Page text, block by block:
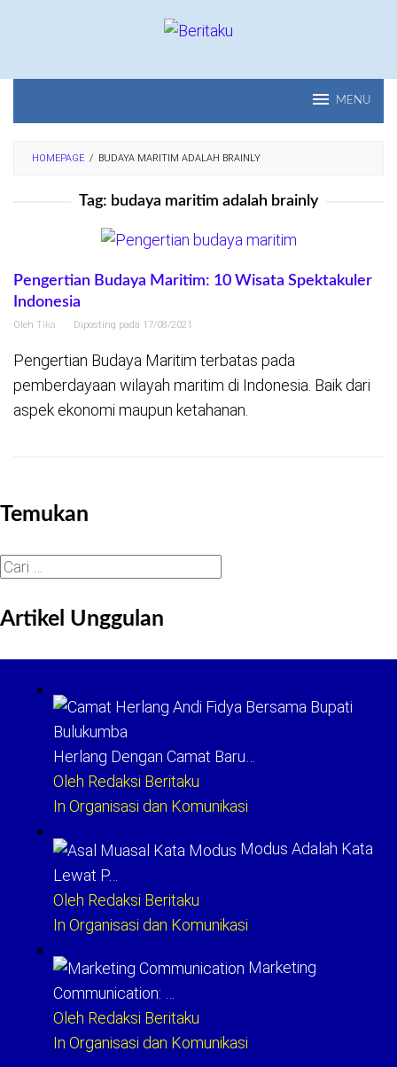
MENU
HOMEPAGE / BUDAYA MARITIM ADALAH BRAINLY
Tag: budaya maritim adalah brainly
Pengertian Budaya Maritim: 10 Wisata Spektakuler
Indonesia
Oleh Tika Diposting pada 17/08/2021
Pengertian Budaya Maritim terbatas pada
pemberdayaan wilayah maritim di Indonesia. Baik dari
aspek ekonomi maupun ketahanan.
Temukan
Cari
Artikel Unggulan
Herlang Dengan Camat Baru…
Oleh Redaksi Beritaku
In Organisasi dan Komunikasi
Modus Adalah Kata
Lewat P…
Oleh Redaksi Beritaku
In Organisasi dan Komunikasi
Marketing
Communication: …
Oleh Redaksi Beritaku
In Organisasi dan Komunikasi